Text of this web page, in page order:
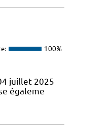
100%
juillet 2025
égaleme